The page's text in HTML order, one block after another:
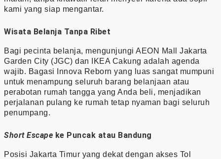
kami yang siap mengantar.
Wisata Belanja Tanpa Ribet
Bagi pecinta belanja, mengunjungi AEON Mall Jakarta
Garden City (JGC) dan IKEA Cakung adalah agenda
wajib. Bagasi Innova Reborn yang luas sangat mumpuni
untuk menampung seluruh barang belanjaan atau
perabotan rumah tangga yang Anda beli, menjadikan
perjalanan pulang ke rumah tetap nyaman bagi seluruh
penumpang.
Short Escape ke Puncak atau Bandung
Posisi Jakarta Timur yang dekat dengan akses Tol